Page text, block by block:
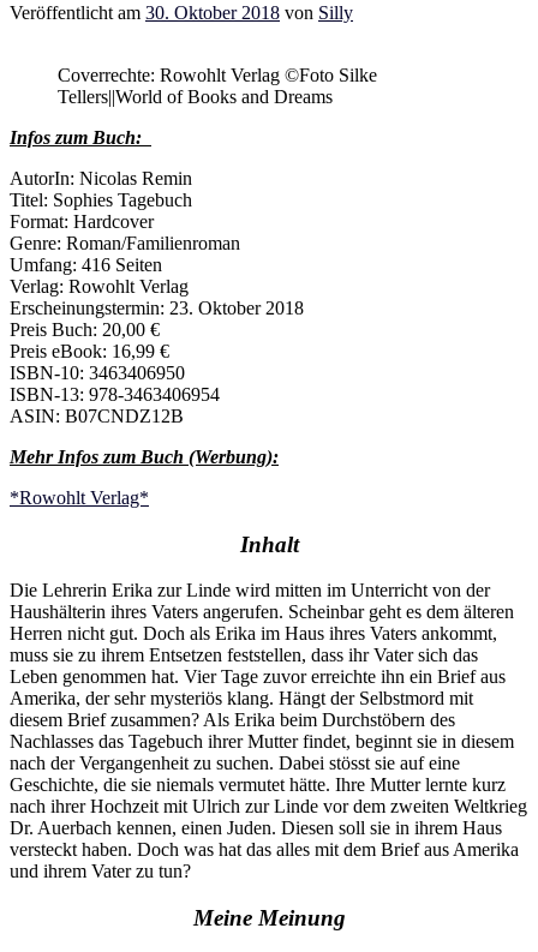
Veröffentlicht am 30. Oktober 2018 von Silly
Coverrechte: Rowohlt Verlag ©Foto Silke
Tellers||World of Books and Dreams
Infos zum Buch:
AutorIn: Nicolas Remin
Titel: Sophies Tagebuch
Format: Hardcover
Genre: Roman/Familienroman
Umfang: 416 Seiten
Verlag: Rowohlt Verlag
Erscheinungstermin: 23. Oktober 2018
Preis Buch: 20,00 €
Preis eBook: 16,99 €
ISBN-10: 3463406950
ISBN-13: 978-3463406954
ASIN: B07CNDZ12B
Mehr Infos zum Buch (Werbung):
*Rowohlt Verlag*
Inhalt
Die Lehrerin Erika zur Linde wird mitten im Unterricht von der
Haushälterin ihres Vaters angerufen. Scheinbar geht es dem älteren
Herren nicht gut. Doch als Erika im Haus ihres Vaters ankommt,
muss sie zu ihrem Entsetzen feststellen, dass ihr Vater sich das
Leben genommen hat. Vier Tage zuvor erreichte ihn ein Brief aus
Amerika, der sehr mysteriös klang. Hängt der Selbstmord mit
diesem Brief zusammen? Als Erika beim Durchstöbern des
Nachlasses das Tagebuch ihrer Mutter findet, beginnt sie in diesem
nach der Vergangenheit zu suchen. Dabei stösst sie auf eine
Geschichte, die sie niemals vermutet hätte. Ihre Mutter lernte kurz
nach ihrer Hochzeit mit Ulrich zur Linde vor dem zweiten Weltkrieg
Dr. Auerbach kennen, einen Juden. Diesen soll sie in ihrem Haus
versteckt haben. Doch was hat das alles mit dem Brief aus Amerika
und ihrem Vater zu tun?
Meine Meinung